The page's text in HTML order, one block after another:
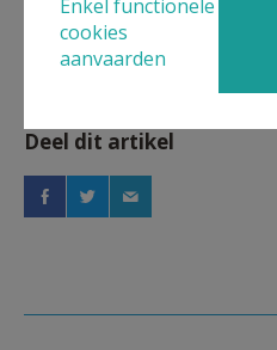
Deel dit artikel
Enkel functionele
cookies
aanvaarden